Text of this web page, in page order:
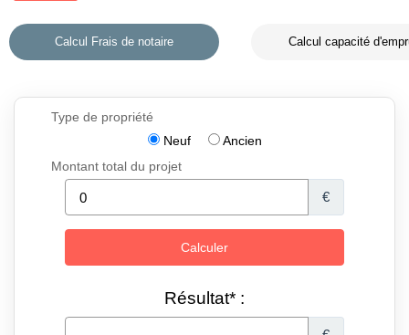
Calcul Frais de notaire Calcul capacité